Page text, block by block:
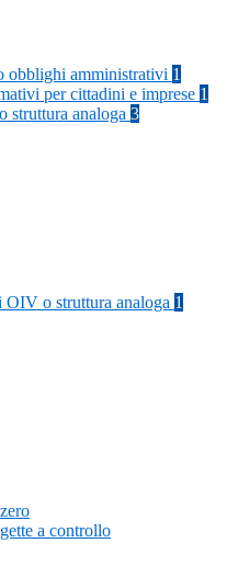
obblighi amministrativi 1
per cittadini e imprese 1
struttura analoga 3
OIV o struttura analoga 1
a controllo